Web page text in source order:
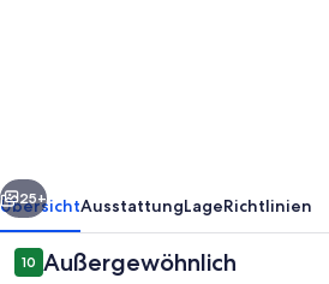
&
Breakfast
Weiter
25+
ÜbersichtAusstattungLageRichtlinien
Bewertungen
1010 von 10.
Außergewöhnlich